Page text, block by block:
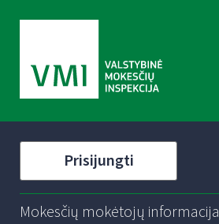
Prisijungti
Mokesčių mokėtojų informacija